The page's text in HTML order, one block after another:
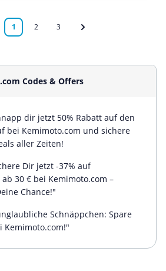
1 2 3
Codes & Offers
dir jetzt 50% Rabatt auf den
bei Kemimoto.com und sichere
aller Zeiten!
Dir jetzt -37% auf
30 € bei Kemimoto.com –
Chance!"
Schnäppchen: Spare
Kemimoto.com!"